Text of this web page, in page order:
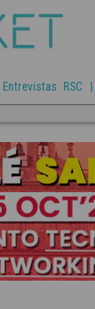
Entrevistas RSC